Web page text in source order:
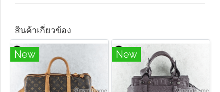
สินค้าเกี่ยวข้อง
New New